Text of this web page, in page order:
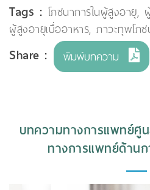
Tags : โภชนาการในผู้สูงอายุ,
ผู้สูงอายุเบื่ออาหาร, ภาวะทุพโภ
Share : พิมพ์บทความ
บทความทางการแพทย์ศู
ทางการแพทย์ด้าน